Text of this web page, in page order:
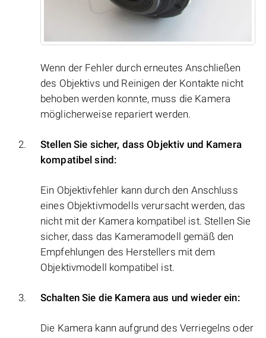
Wenn der Fehler durch erneutes Anschließen
des Objektivs und Reinigen der Kontakte nicht
behoben werden konnte, muss die Kamera
möglicherweise repariert werden.
Stellen Sie sicher, dass Objektiv und Kamera
kompatibel sind:
Ein Objektivfehler kann durch den Anschluss
eines Objektivmodells verursacht werden, das
nicht mit der Kamera kompatibel ist. Stellen Sie
sicher, dass das Kameramodell gemäß den
Empfehlungen des Herstellers mit dem
Objektivmodell kompatibel ist.
Schalten Sie die Kamera aus und wieder ein:
Die Kamera kann aufgrund des Verriegelns oder